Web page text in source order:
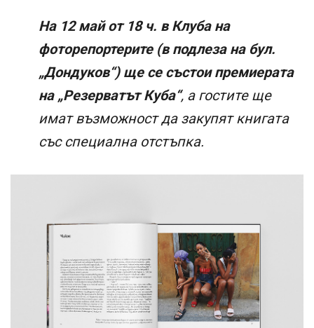
На 12 май от 18 ч. в Клуба на
фоторепортерите (в подлеза на бул.
„Дондуков“) ще се състои премиерата
на „Резерватът Куба“, а гостите ще
имат възможност да закупят книгата
със специална отстъпка.